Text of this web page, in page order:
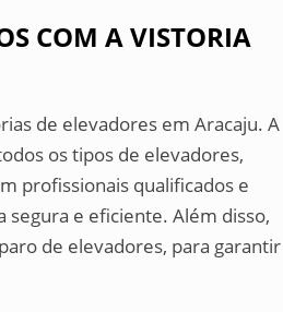
COM A VISTORIA
de elevadores em Aracaju. A
os tipos de elevadores,
profissionais qualificados e
e eficiente. Além disso,
de elevadores, para garantir